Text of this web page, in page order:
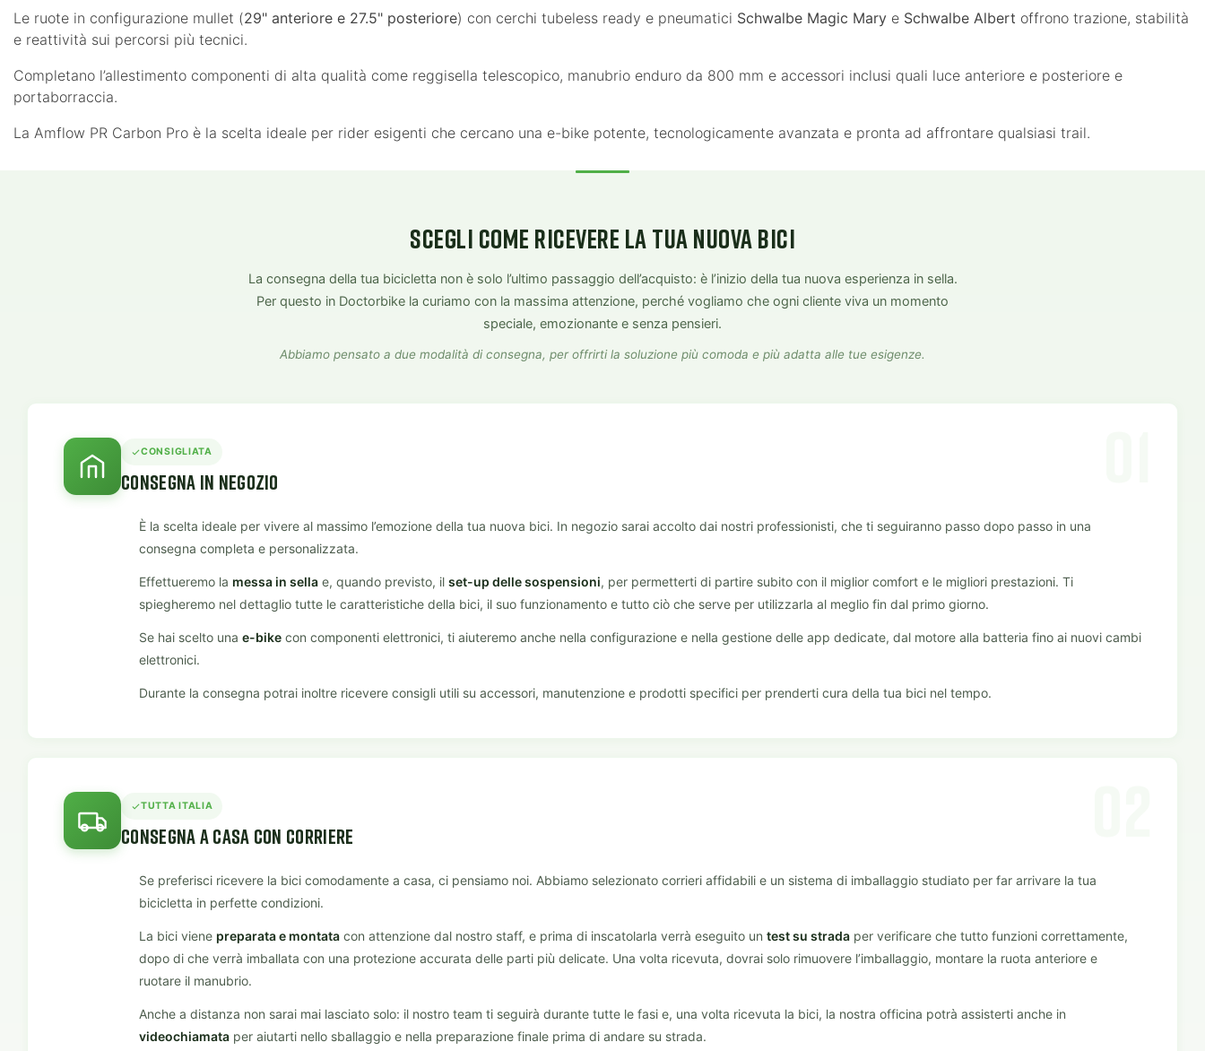
Le ruote in configurazione mullet (29" anteriore e 27.5" posteriore) con cerchi tubeless ready e pneumatici Schwalbe Magic Mary e Schwalbe Albert offrono trazione, stabilità
e reattività sui percorsi più tecnici.
Completano l’allestimento componenti di alta qualità come reggisella telescopico, manubrio enduro da 800 mm e accessori inclusi quali luce anteriore e posteriore e
portaborraccia.
La Amflow PR Carbon Pro è la scelta ideale per rider esigenti che cercano una e-bike potente, tecnologicamente avanzata e pronta ad affrontare qualsiasi trail.
SCEGLI COME RICEVERE LA TUA NUOVA BICI
La consegna della tua bicicletta non è solo l’ultimo passaggio dell’acquisto: è l’inizio della tua nuova esperienza in sella.
Per questo in Doctorbike la curiamo con la massima attenzione, perché vogliamo che ogni cliente viva un momento
speciale, emozionante e senza pensieri.
Abbiamo pensato a due modalità di consegna, per offrirti la soluzione più comoda e più adatta alle tue esigenze.
CONSIGLIATA
CONSEGNA IN NEGOZIO
È la scelta ideale per vivere al massimo l’emozione della tua nuova bici. In negozio sarai accolto dai nostri professionisti, che ti seguiranno passo dopo passo in una
consegna completa e personalizzata.
Effettueremo la messa in sella e, quando previsto, il set-up delle sospensioni, per permetterti di partire subito con il miglior comfort e le migliori prestazioni. Ti
spiegheremo nel dettaglio tutte le caratteristiche della bici, il suo funzionamento e tutto ciò che serve per utilizzarla al meglio fin dal primo giorno.
Se hai scelto una e-bike con componenti elettronici, ti aiuteremo anche nella configurazione e nella gestione delle app dedicate, dal motore alla batteria fino ai nuovi cambi
elettronici.
Durante la consegna potrai inoltre ricevere consigli utili su accessori, manutenzione e prodotti specifici per prenderti cura della tua bici nel tempo.
TUTTA ITALIA
CONSEGNA A CASA CON CORRIERE
Se preferisci ricevere la bici comodamente a casa, ci pensiamo noi. Abbiamo selezionato corrieri affidabili e un sistema di imballaggio studiato per far arrivare la tua
bicicletta in perfette condizioni.
La bici viene preparata e montata con attenzione dal nostro staff, e prima di inscatolarla verrà eseguito un test su strada per verificare che tutto funzioni correttamente,
dopo di che verrà imballata con una protezione accurata delle parti più delicate. Una volta ricevuta, dovrai solo rimuovere l’imballaggio, montare la ruota anteriore e
ruotare il manubrio.
Anche a distanza non sarai mai lasciato solo: il nostro team ti seguirà durante tutte le fasi e, una volta ricevuta la bici, la nostra officina potrà assisterti anche in
videochiamata per aiutarti nello sballaggio e nella preparazione finale prima di andare su strada.